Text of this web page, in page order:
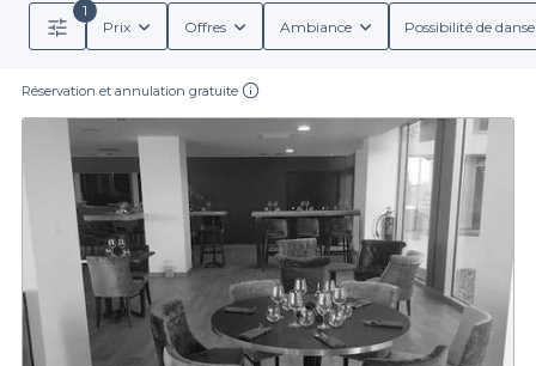
1
Prix
Offres Ambiance Possibilité de
Réservation et annulation gratuite